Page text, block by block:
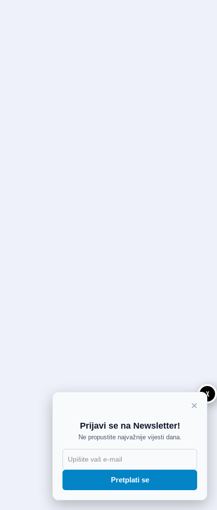
X
×
Prijavi se na Newsletter!
Ne propustite najvažnije vijesti dana.
Pretplati se